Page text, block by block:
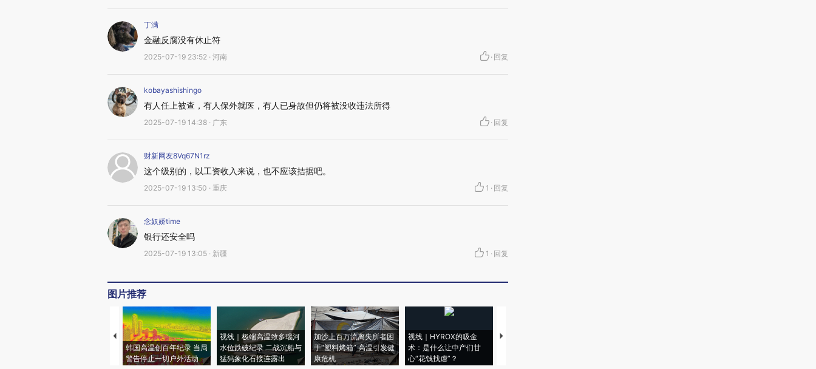
丁满
金融反腐没有休止符
2025-07-19 23:52 · 河南 · 回复
kobayashishingo
有人任上被查，有人保外就医，有人已身故但仍将被没收违法所得
2025-07-19 14:38 · 广东 · 回复
财新网友8Vq67N1rz
这个级别的，以工资收入来说，也不应该拮据吧。
2025-07-19 13:50 · 重庆 1 · 回复
念奴娇time
银行还安全吗
2025-07-19 13:05 · 新疆 1 · 回复
图片推荐
韩国高温创百年纪录 当局
警告停止一切户外活动
视线｜极端高温致多瑙河
水位跌破纪录 二战沉船与
猛犸象化石接连露出
加沙上百万流离失所者困
于“塑料烤箱” 高温引发健
康危机
视线｜HYROX的吸金
术：是什么让中产们甘
心“花钱找虐”？
马航飞行员跨国走私7万